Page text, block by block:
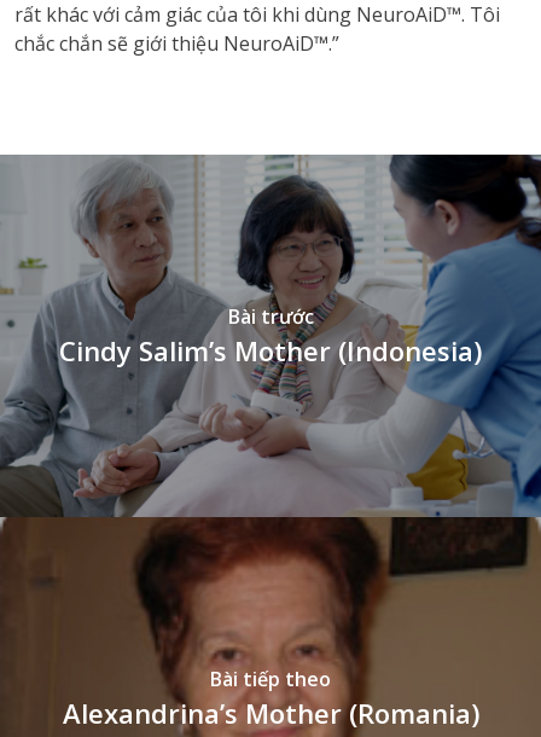
rất khác với cảm giác của tôi khi dùng NeuroAiD™. Tôi
chắc chắn sẽ giới thiệu NeuroAiD™.”
Bài trước
Cindy Salim’s Mother (Indonesia)
Bài tiếp theo
Alexandrina’s Mother (Romania)